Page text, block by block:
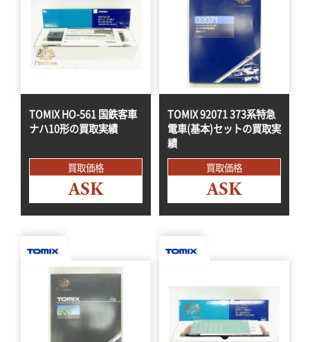
TOMIX HO-561 国鉄客車
ナハ10形の買取実績
買取価格
ASK
TOMIX 92071 373系特急
電車(基本)セットの買取実
績
買取価格
ASK